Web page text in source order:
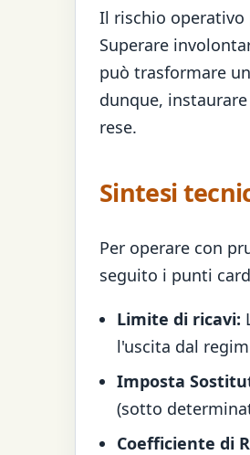
Il rischio operativo
Superare
può trasformare
dunque,
rese.
Sintesi
Per operare con
seguito i punti
Limite di ricavi:
l'uscita dal
Imposta
(sotto
Coefficiente di